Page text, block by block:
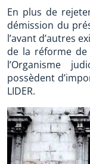
En plus de
démission du
l’avant d’autres
de la réforme
l’Organisme
possèdent
LIDER.